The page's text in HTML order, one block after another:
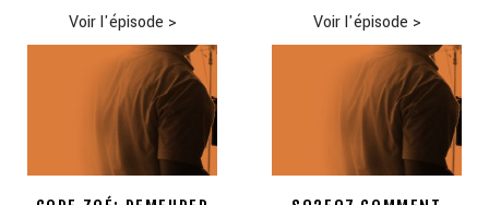
Voir l'épisode > Voir l'épisode >